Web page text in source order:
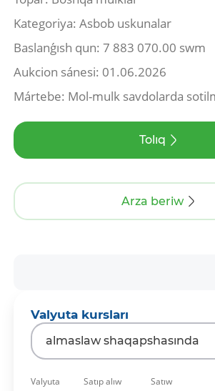
Kategoriya: Asbob uskunalar
Baslanǵısh qun: 7 883 070.00 swm
Aukcion sánesi: 01.06.2026
Mártebe: Mol-mulk savdolarda
Tolıq
Arza beriw
Valyuta kursları
almaslaw shaqapshasında
Valyuta Satıp alıw Satıw